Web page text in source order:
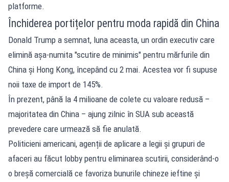
platforme.
Închiderea portițelor pentru moda rapidă din China
Donald Trump a semnat, luna aceasta, un ordin executiv care
elimină așa-numita "scutire de minimis" pentru mărfurile din
China și Hong Kong, începând cu 2 mai. Acestea vor fi supuse
noii taxe de import de 145%.
În prezent, până la 4 milioane de colete cu valoare redusă –
majoritatea din China – ajung zilnic în SUA sub această
prevedere care urmează să fie anulată.
Politicieni americani, agenții de aplicare a legii și grupuri de
afaceri au făcut lobby pentru eliminarea scutirii, considerând-o
o breșă comercială ce favoriza bunurile chineze ieftine și